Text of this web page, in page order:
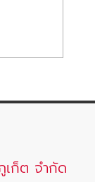
เก็ต จำกัด